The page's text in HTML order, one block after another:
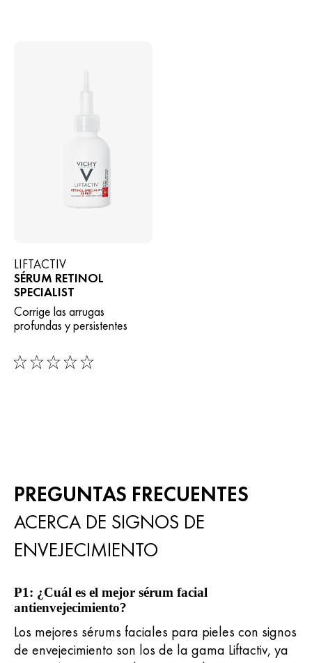
LIFTACTIV
SÉRUM RETINOL
SPECIALIST
Corrige las arrugas
profundas y persistentes
0/5
PREGUNTAS FRECUENTES
ACERCA DE SIGNOS DE
ENVEJECIMIENTO
P1: ¿Cuál es el mejor sérum facial
antienvejecimiento?
Los mejores sérums faciales para pieles con signos
de envejecimiento son los de la gama Liftactiv, ya